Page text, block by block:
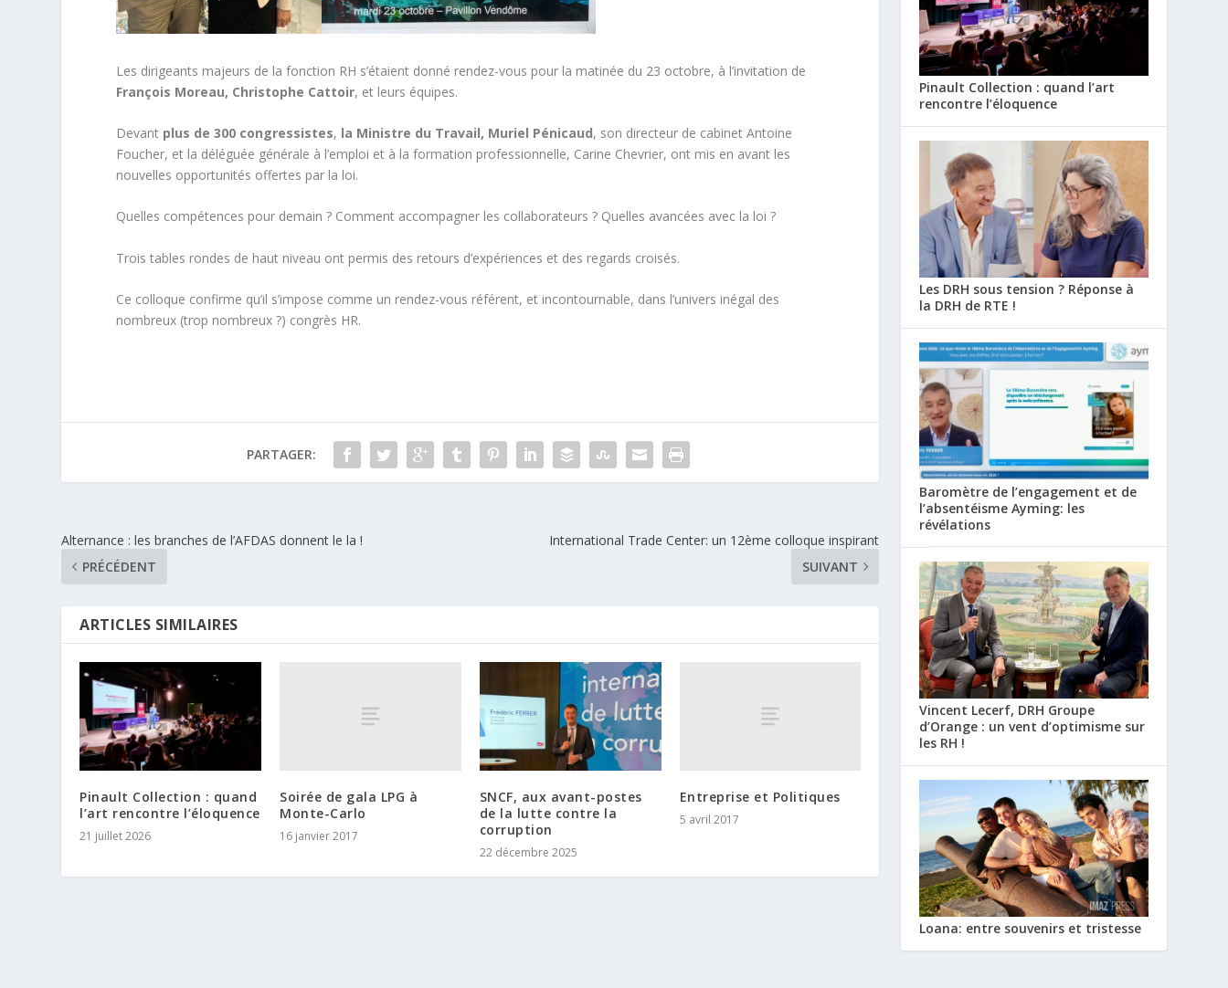
Les dirigeants majeurs de la fonction RH s’étaient donné rendez-vous pour la matinée du 23 octobre, à l’invitation de
François Moreau, Christophe Cattoir, et leurs équipes.
Devant plus de 300 congressistes, la Ministre du Travail, Muriel Pénicaud, son directeur de cabinet Antoine
Foucher, et la déléguée générale à l’emploi et à la formation professionnelle, Carine Chevrier, ont mis en avant les
nouvelles opportunités offertes par la loi.
Quelles compétences pour demain ? Comment accompagner les collaborateurs ? Quelles avancées avec la loi ?
Trois tables rondes de haut niveau ont permis des retours d’expériences et des regards croisés.
Ce colloque confirme qu’il s’impose comme un rendez-vous référent, et incontournable, dans l’univers inégal des
nombreux (trop nombreux ?) congrès HR.
PARTAGER:
Alternance : les branches de l’AFDAS donnent le la !
PRÉCÉDENT
International Trade Center: un 12ème colloque inspirant
SUIVANT
ARTICLES SIMILAIRES
Pinault Collection : quand
l’art rencontre l’éloquence
21 juillet 2026
Soirée de gala LPG à
Monte-Carlo
16 janvier 2017
SNCF, aux avant-postes
de la lutte contre la
corruption
22 décembre 2025
Entreprise et Politiques
5 avril 2017
Pinault Collection : quand l’art
rencontre l’éloquence
Les DRH sous tension ? Réponse à
la DRH de RTE !
Baromètre de l’engagement et de
l’absentéisme Ayming: les
révélations
Vincent Lecerf, DRH Groupe
d’Orange : un vent d’optimisme sur
les RH !
Loana: entre souvenirs et tristesse